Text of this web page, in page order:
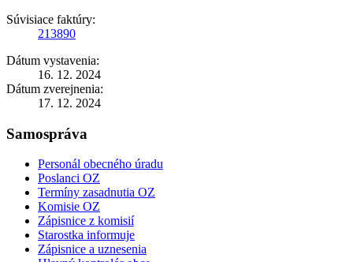
Súvisiace faktúry:
213890
Dátum vystavenia:
16. 12. 2024
Dátum zverejnenia:
17. 12. 2024
Samospráva
Personál obecného úradu
Poslanci OZ
Termíny zasadnutia OZ
Komisie OZ
Zápisnice z komisií
Starostka informuje
Zápisnice a uznesenia